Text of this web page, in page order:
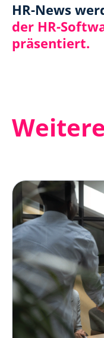
HR-News
der HR-
präsentiert.